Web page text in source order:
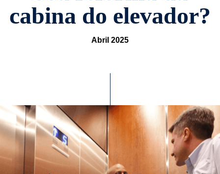
cabina do elevador?
Abril 2025